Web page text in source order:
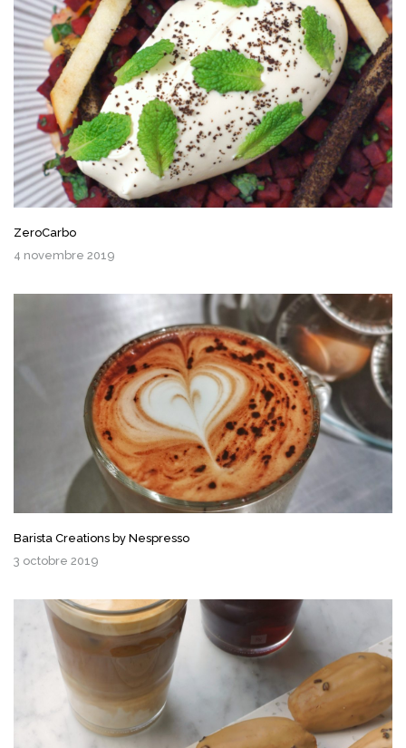
ZeroCarbo
4 novembre 2019
Barista Creations by Nespresso
3 octobre 2019